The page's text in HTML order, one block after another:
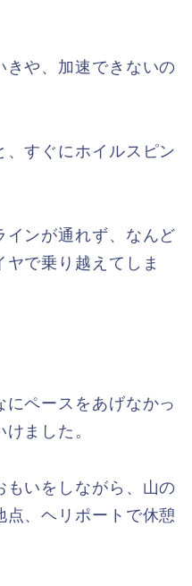
きや、加速できないの
、すぐにホイルスピン
インが通れず、なんど
で乗り越えてしま
ペースをあげなかっ
ました。
もいをしながら、山の
点、ヘリポートで休憩